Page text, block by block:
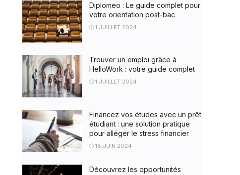
Diplomeo : Le guide complet pour
votre orientation post-bac
1 JUILLET 2024
Trouver un emploi grâce à
HelloWork : votre guide complet
1 JUILLET 2024
Financez vos études avec un prêt
étudiant : une solution pratique
pour alléger le stress financier
18 JUIN 2024
Découvrez les opportunités